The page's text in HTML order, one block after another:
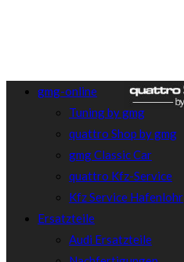
gmg-online
Tuning by gmg
quattro Shop by gmg
gmg Classic Car
quattro Kfz-Service
Kfz Service Hafenlohr
Ersatzteile
Audi Ersatzteile